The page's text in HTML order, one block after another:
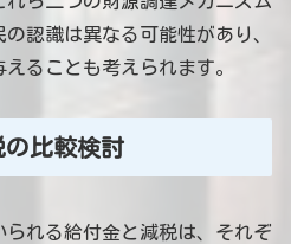
認識は異なる可能性があり、
ることも考えられます。
比較検討
られる給付金と減税は、それぞ